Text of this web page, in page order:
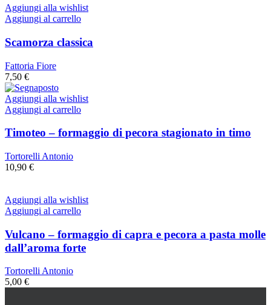
Aggiungi alla wishlist
Aggiungi al carrello
Scamorza classica
Fattoria Fiore
7,50 €
Aggiungi alla wishlist
Aggiungi al carrello
Timoteo – formaggio di pecora stagionato in timo
Tortorelli Antonio
10,90 €
Aggiungi alla wishlist
Aggiungi al carrello
Vulcano – formaggio di capra e pecora a pasta molle
dall’aroma forte
Tortorelli Antonio
5,00 €